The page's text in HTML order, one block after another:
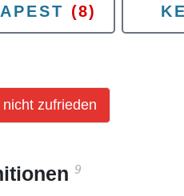
(8)
zufrieden
9